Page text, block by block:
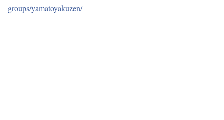
groups/yamatoyakuzen/